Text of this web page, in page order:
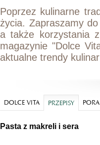
Poprzez kulinarne
życia. Zapraszamy
a także korzystania
magazynie "Dolce
aktualne trendy
DOLCE VITA PRZEPISY
Pasta z makreli i sera